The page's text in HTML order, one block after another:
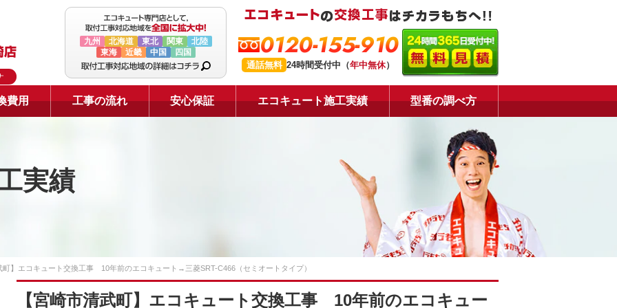
九州 北海道 東北 関東
北陸
東海
近畿 中国 四国 0120-155-910
通話無料 24時間受付中（年中無休）
費用 工事の流れ 安心保証 エコキュート施工実績 型番の調べ方
実績
町】エコキュート交換工事 10年前のエコキュート→三菱SRT-C466（セミオートタイプ）
【宮崎市清武町】エコキュート交換工事 10年前のエコキュー